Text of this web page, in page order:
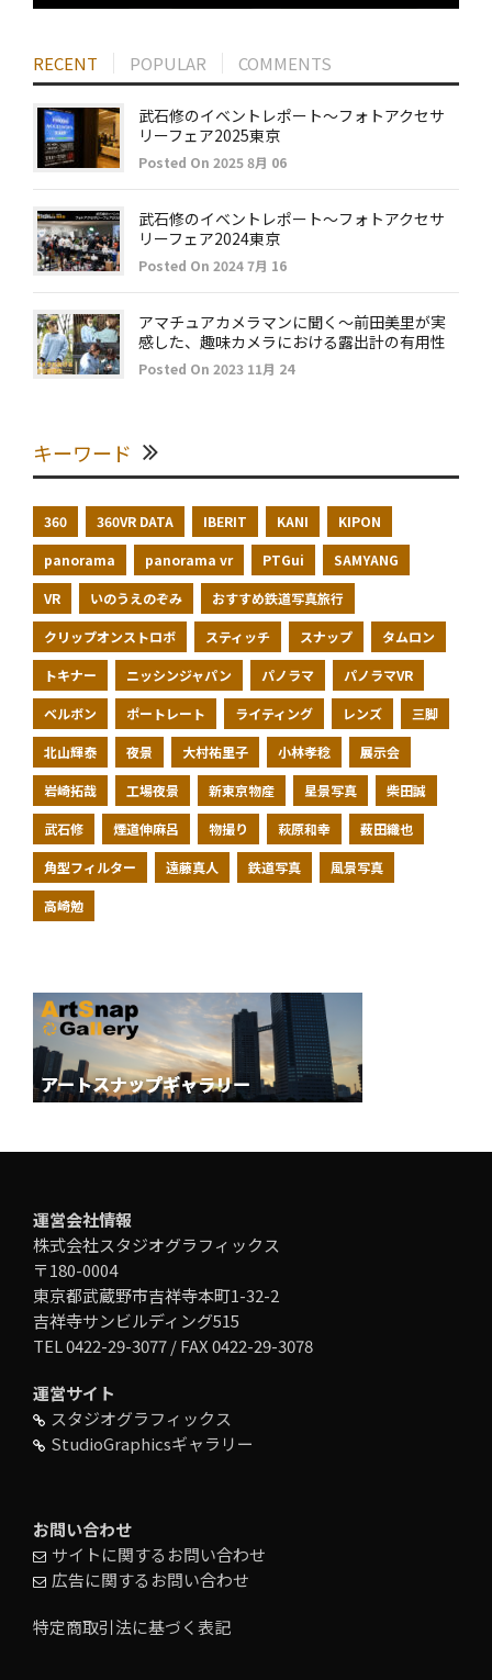
RECENT POPULAR COMMENTS
武石修のイベントレポート～フォトアクセサ
リーフェア2025東京
Posted On 2025 8月 06
武石修のイベントレポート～フォトアクセサ
リーフェア2024東京
Posted On 2024 7月 16
アマチュアカメラマンに聞く～前田美里が実
感した、趣味カメラにおける露出計の有用性
Posted On 2023 11月 24
キーワード
360 360VR DATA IBERIT KANI KIPON
panorama panorama vr PTGui SAMYANG
VR いのうえのぞみ おすすめ鉄道写真旅行
クリップオンストロボ スティッチ スナップ タムロン
トキナー ニッシンジャパン パノラマ パノラマVR
ベルボン ポートレート ライティング レンズ 三脚
北山輝泰 夜景 大村祐里子 小林孝稔 展示会
岩崎拓哉 工場夜景 新東京物産 星景写真 柴田誠
武石修 煙道伸麻呂 物撮り 萩原和幸 薮田織也
角型フィルター 遠藤真人 鉄道写真 風景写真
高崎勉
運営会社情報
株式会社スタジオグラフィックス
〒180-0004
東京都武蔵野市吉祥寺本町1-32-2
吉祥寺サンビルディング515
TEL 0422-29-3077 / FAX 0422-29-3078
運営サイト
スタジオグラフィックス
StudioGraphicsギャラリー
お問い合わせ
サイトに関するお問い合わせ
広告に関するお問い合わせ
特定商取引法に基づく表記